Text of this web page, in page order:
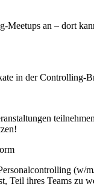
an – dort
in der Controlling-
(w/
Teil ihres Teams zu